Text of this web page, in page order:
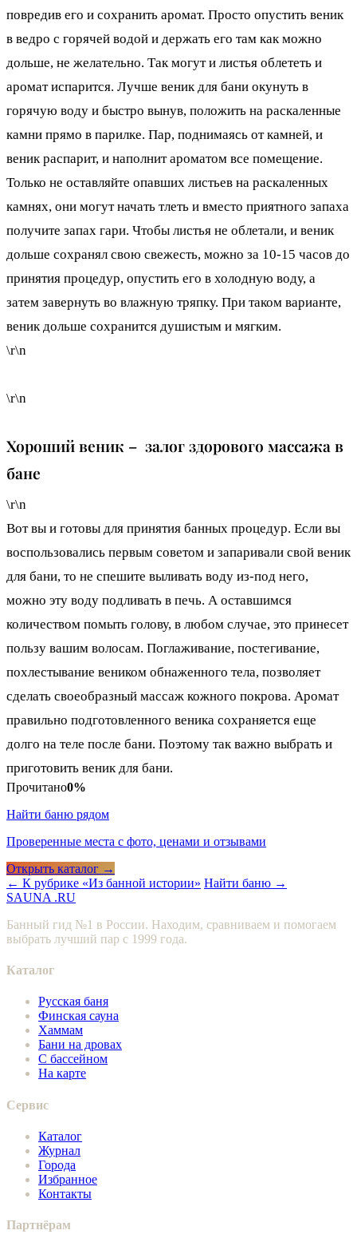
повредив его и сохранить аромат. Просто опустить веник
в ведро с горячей водой и держать его там как можно
дольше, не желательно. Так могут и листья облететь и
аромат испарится. Лучше веник для бани окунуть в
горячую воду и быстро вынув, положить на раскаленные
камни прямо в парилке. Пар, поднимаясь от камней, и
веник распарит, и наполнит ароматом все помещение.
Только не оставляйте опавших листьев на раскаленных
камнях, они могут начать тлеть и вместо приятного запаха
получите запах гари. Чтобы листья не облетали, и веник
дольше сохранял свою свежесть, можно за 10-15 часов до
принятия процедур, опустить его в холодную воду, а
затем завернуть во влажную тряпку. При таком варианте,
веник дольше сохранится душистым и мягким.
\r\n
\r\n
Хороший веник – залог здорового массажа в
бане
\r\n
Вот вы и готовы для принятия банных процедур. Если вы
воспользовались первым советом и запаривали свой веник
для бани, то не спешите выливать воду из-под него,
можно эту воду подливать в печь. А оставшимся
количеством помыть голову, в любом случае, это принесет
пользу вашим волосам. Поглаживание, постегивание,
похлестывание веником обнаженного тела, позволяет
сделать своеобразный массаж кожного покрова. Аромат
правильно подготовленного веника сохраняется еще
долго на теле после бани. Поэтому так важно выбрать и
приготовить веник для бани.
Прочитано0%
Найти баню рядом
Проверенные места с фото, ценами и отзывами
Открыть каталог →
← К рубрике «Из банной истории» Найти баню →
SAUNA .RU
Банный гид №1 в России. Находим, сравниваем и помогаем
выбрать лучший пар с 1999 года.
Каталог
Русская баня
Финская сауна
Хаммам
Бани на дровах
С бассейном
На карте
Сервис
Каталог
Журнал
Города
Избранное
Контакты
Партнёрам